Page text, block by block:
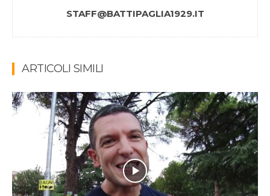
STAFF@BATTIPAGLIA1929.IT
ARTICOLI SIMILI